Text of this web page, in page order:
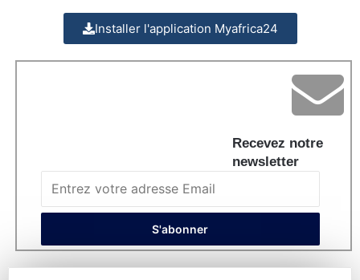
Installer l'application Myafrica24
Recevez notre
newsletter